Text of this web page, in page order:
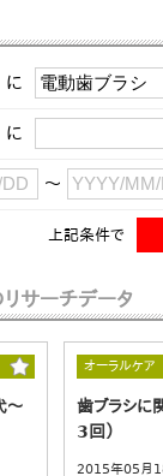
に
に
～
上記条件で
サーチデータ
～
オーラルケア
歯ブラシに
3回）
2015年05月